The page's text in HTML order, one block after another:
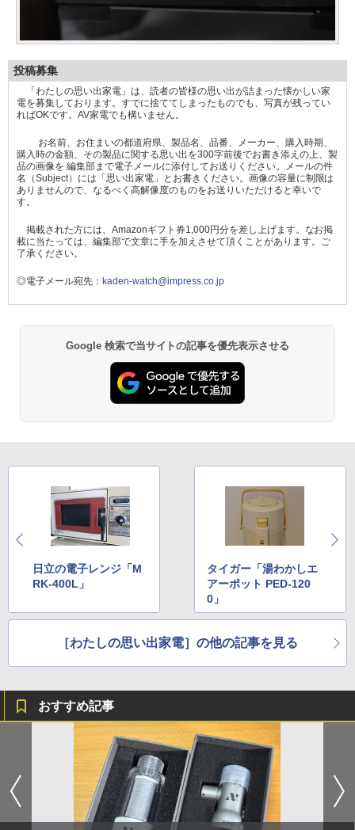
投稿募集
「わたしの思い出家電」は、読者の皆様の思い出が詰まった懐かしい家
電を募集しております。すでに捨ててしまったものでも、写真が残ってい
ればOKです。AV家電でも構いません。
お名前、お住まいの都道府県、製品名、品番、メーカー、購入時期、
購入時の金額、その製品に関する思い出を300字前後でお書き添えの上、製
品の画像を 編集部まで電子メールに添付してお送りください。メールの件
名（Subject）には「思い出家電」とお書きください。画像の容量に制限は
ありませんので、なるべく高解像度のものをお送りいただけると幸いで
す。
掲載された方には、Amazonギフト券1,000円分を差し上げます。なお掲
載に当たっては、編集部で文章に手を加えさせて頂くことがあります。ご
了承ください。
◎電子メール宛先： kaden-watch@impress.co.jp
Google 検索で当サイトの記事を優先表示させる
日立の電子レンジ「M
RK-400L」
タイガー「湯わかしエ
アーポット PED-120
0」
［わたしの思い出家電］の他の記事を見る
おすすめ記事